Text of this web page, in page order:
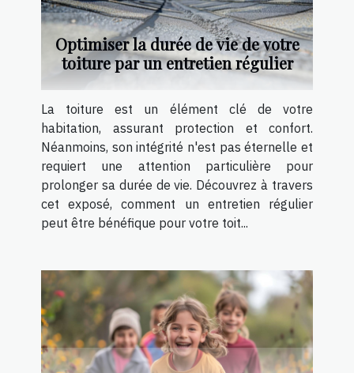
Optimiser la durée de vie de votre
toiture par un entretien régulier
La toiture est un élément clé de votre
habitation, assurant protection et confort.
Néanmoins, son intégrité n'est pas éternelle et
requiert une attention particulière pour
prolonger sa durée de vie. Découvrez à travers
cet exposé, comment un entretien régulier
peut être bénéfique pour votre toit...